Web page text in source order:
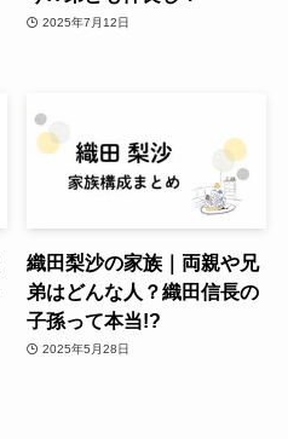
2025年7月12日
織田梨沙の家族｜両親や兄
弟はどんな人？織田信長の
子孫って本当!?
2025年5月28日